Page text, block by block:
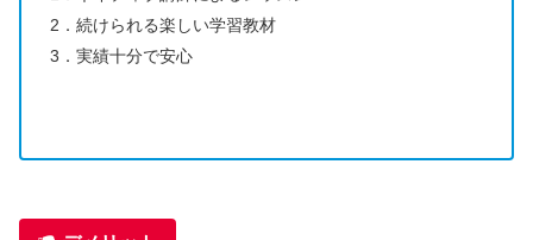
2．続けられる楽しい学習教材
3．実績十分で安心